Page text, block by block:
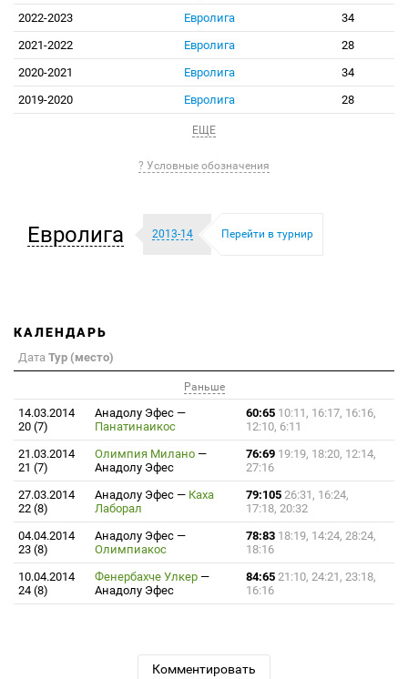
2022-2023
Евролига
34
2021-2022
Евролига
28
2020-2021
Евролига
34
2019-2020
Евролига 28
ЕЩЕ
? Условные обозначения
Евролига 2013-14 Перейти в турнир
КАЛЕНДАРЬ
Дата Тур (место)
Раньше
14.03.2014
20 (7)
Анадолу Эфес —
Панатинаикос
60:65 10:11, 16:17, 16:16,
12:10, 6:11
21.03.2014
21 (7)
Олимпия Милано —
Анадолу Эфес
76:69 19:19, 18:20, 12:14,
27:16
27.03.2014
22 (8)
Анадолу Эфес — Каха
Лаборал
79:105 26:31, 16:24,
17:18, 20:32
04.04.2014
23 (8)
Анадолу Эфес —
Олимпиакос
78:83 18:19, 14:24, 28:24,
18:16
10.04.2014
24 (8)
Фенербахче Улкер —
Анадолу Эфес
84:65 21:10, 24:21, 23:18,
16:16
Комментировать